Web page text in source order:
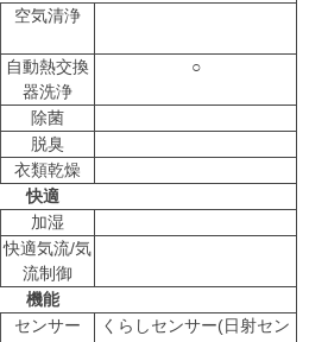
空気清浄
自動熱交換
器洗浄
○
除菌
脱臭
衣類乾燥
快適
加湿
快適気流/気
流制御
機能
センサー
くらしセンサー(日射セン